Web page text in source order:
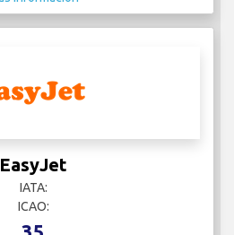
EasyJet
IATA:
ICAO: